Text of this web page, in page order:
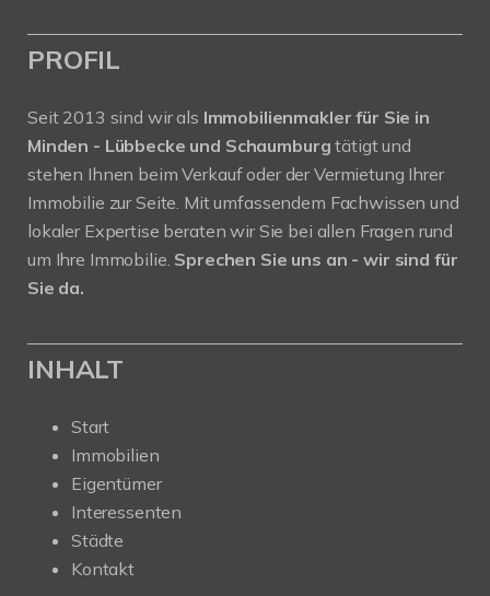
PROFIL
Seit 2013 sind wir als Immobilienmakler für Sie in
Minden - Lübbecke und Schaumburgtätigt und
stehen Ihnen beim Verkauf oder der Vermietung Ihrer
Immobilie zur Seite. Mit umfassendem Fachwissen und
lokaler Expertise beraten wir Sie bei allen Fragen rund
um Ihre Immobilie. Sprechen Sie uns an - wir sind für
Sie da.
INHALT
Start
Immobilien
Eigentümer
Interessenten
Städte
Kontakt